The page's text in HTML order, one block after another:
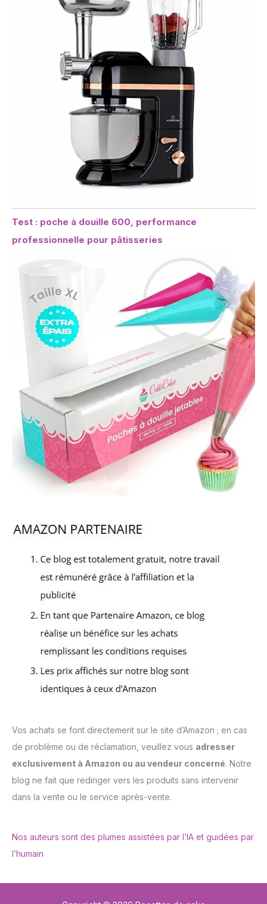
Test : poche à douille 600, performance
professionnelle pour pâtisseries
Vos achats se font directement sur le site d’Amazon ; en cas
de problème ou de réclamation, veuillez vous adresser
exclusivement à Amazon ou au vendeur concerné. Notre
blog ne fait que rediriger vers les produits sans intervenir
dans la vente ou le service après-vente.
Nos auteurs sont des plumes assistées par l’IA et guidées par
l’humain